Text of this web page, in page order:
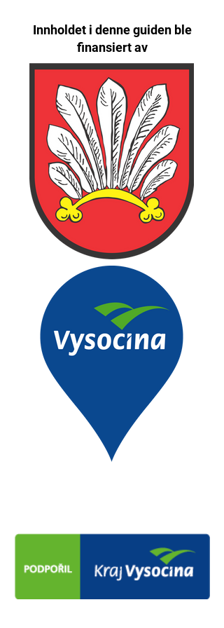
Innholdet i denne guiden ble
finansiert av